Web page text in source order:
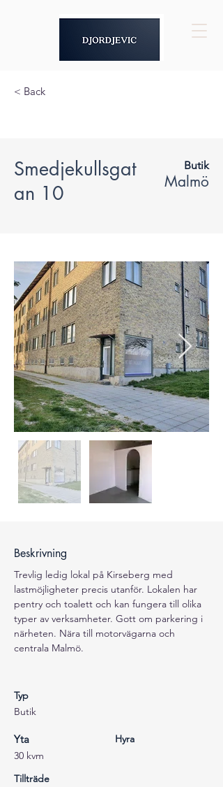
< Back
Butik
Smedjekullsgat
an 10
Malmö
Beskrivning
Trevlig ledig lokal på Kirseberg med
lastmöjligheter precis utanför. Lokalen har
pentry och toalett och kan fungera till olika
typer av verksamheter. Gott om parkering i
närheten. Nära till motorvägarna och
centrala Malmö.
Typ
Butik
Yta
30 kvm
Hyra
Tillträde